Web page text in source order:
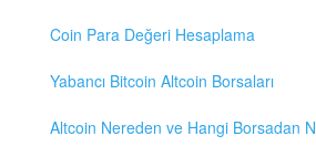
Coin Para Değeri Hesaplama
Yabancı Bitcoin Altcoin Borsaları
Altcoin Nereden ve Hangi Borsadan